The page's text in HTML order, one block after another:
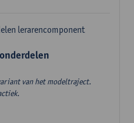
lerarencomponent
van het modeltraject.